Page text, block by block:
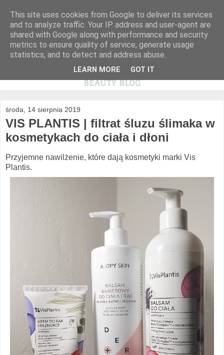
środa, 14 sierpnia 2019
VIS PLANTIS | filtrat śluzu ślimaka w
kosmetykach do ciała i dłoni
Przyjemne nawilżenie, które dają kosmetyki marki Vis
Plantis.
This site uses cookies from Google to deliver its services
and to analyze traffic. Your IP address and user-agent are
shared with Google along with performance and security
metrics to ensure quality of service, generate usage
statistics, and to detect and address abuse.
LEARN MORE GOT IT